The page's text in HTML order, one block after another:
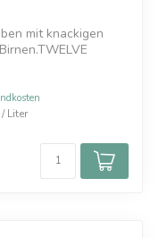
mit knackigen
Liter